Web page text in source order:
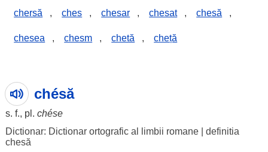
chersă , ches , chesar , chesat , chesă ,
chesea , chesm , chetă , cheță
chésă
s. f., pl. chése
Dictionar: Dictionar ortografic al limbii romane| definitia
chesă